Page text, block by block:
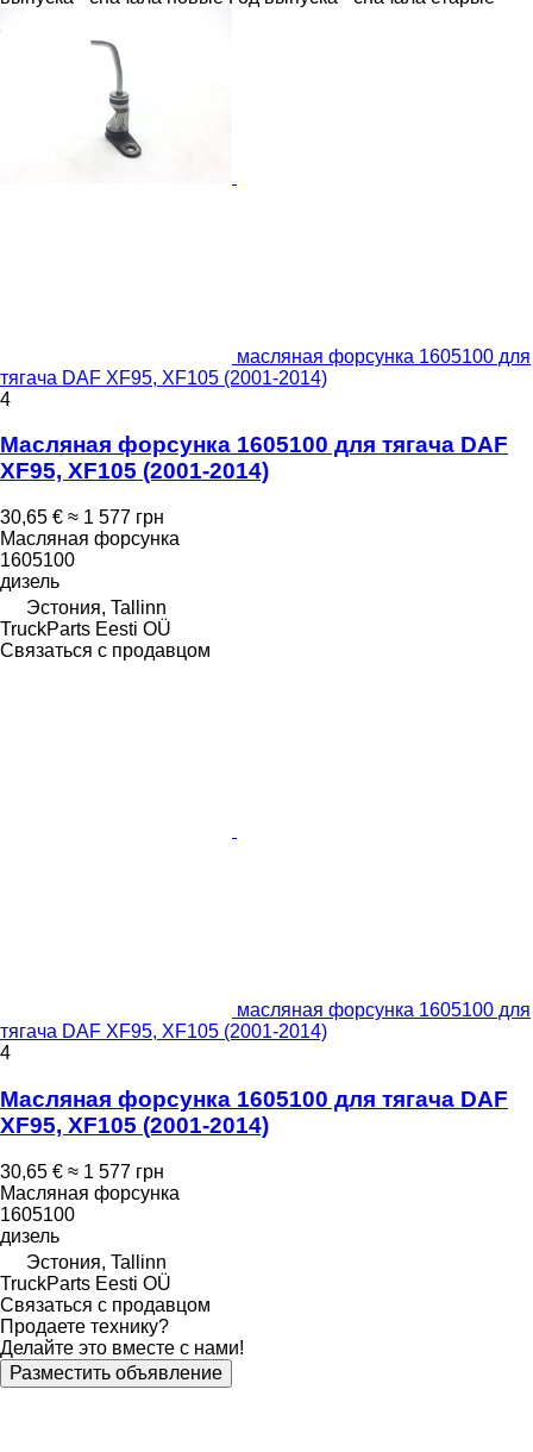
масляная форсунка 1605100 для
тягача DAF XF95, XF105 (2001-2014)
4
Масляная форсунка 1605100 для тягача DAF
XF95, XF105 (2001-2014)
30,65 € ≈ 1 577 грн
Масляная форсунка
1605100
дизель
Эстония, Tallinn
TruckParts Eesti OÜ
Связаться с продавцом
масляная форсунка 1605100 для
тягача DAF XF95, XF105 (2001-2014)
4
Масляная форсунка 1605100 для тягача DAF
XF95, XF105 (2001-2014)
30,65 € ≈ 1 577 грн
Масляная форсунка
1605100
дизель
Эстония, Tallinn
TruckParts Eesti OÜ
Связаться с продавцом
Продаете технику?
Делайте это вместе с нами!
Разместить объявление